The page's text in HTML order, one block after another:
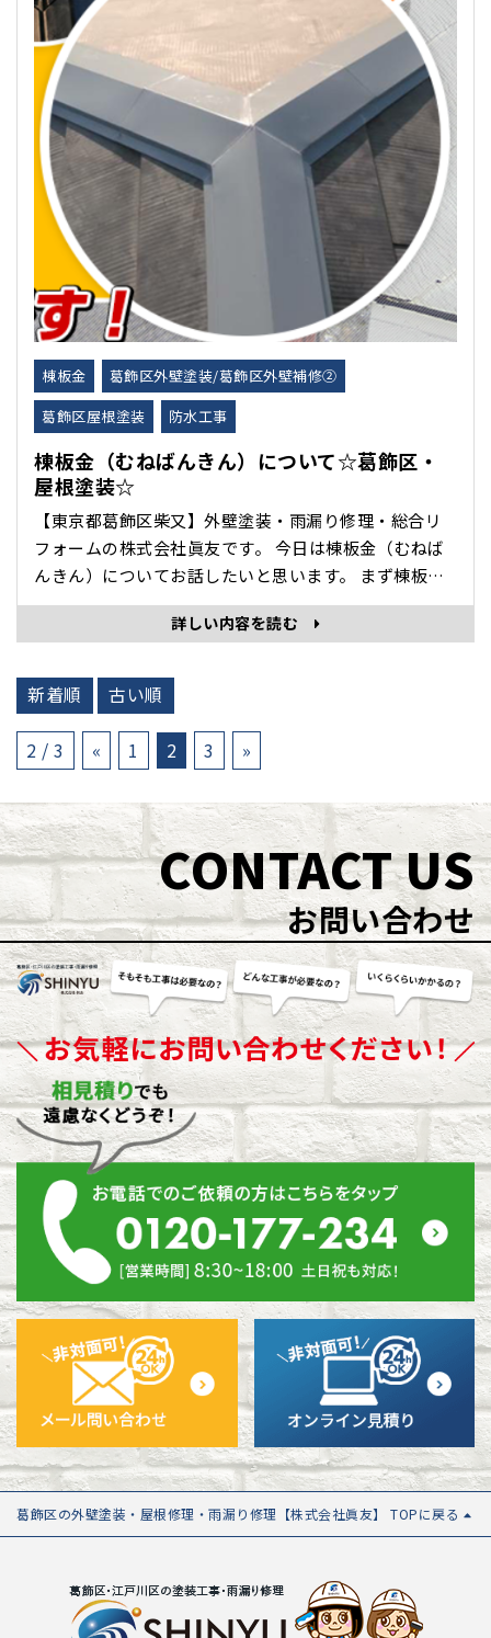
棟板金
葛飾区外壁塗装/葛飾区外壁補修②
葛飾区屋根塗装
防水工事
棟板金（むねばんきん）について☆葛飾区・
屋根塗装☆
【東京都葛飾区柴又】外壁塗装・雨漏り修理・総合リ
フォームの株式会社眞友です。 今日は棟板金（むねば
んきん）についてお話したいと思います。 まず棟板金
とは、屋根の頂点にある板金のことで、棟（むね）と
は戸建て住宅の1番高い位置に取り付ける屋根部材で
ます。 断面で見ると「ヘの字型」の板金です。 板金の
下には棟下地が2本、平行に取り付けられて･･･
詳しい内容を読む
新着順 古い順
2 / 3 « 1 2 3 »
CONTACT US
お問い合わせ
葛飾区の外壁塗装・屋根修理・雨漏り修理【株式会社眞友】 TOPに戻る